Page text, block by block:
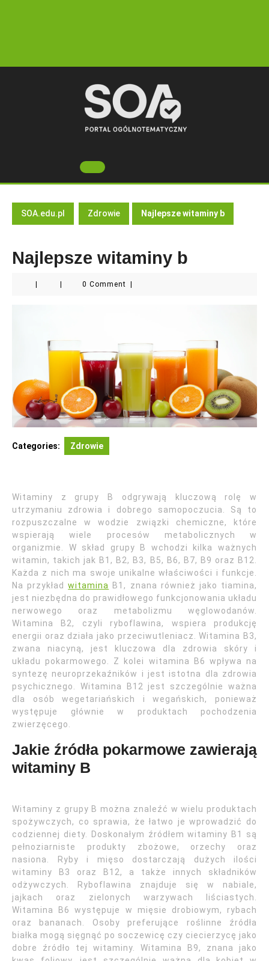
Open
Button
SOA.edu.pl Zdrowie Najlepsze witaminy b
Najlepsze witaminy b
0 Comment
Categories: Zdrowie
Witaminy z grupy B odgrywają kluczową rolę w
utrzymaniu zdrowia i dobrego samopoczucia. Są to
rozpuszczalne w wodzie związki chemiczne, które
wspierają wiele procesów metabolicznych w
organizmie. W skład grupy B wchodzi kilka ważnych
witamin, takich jak B1, B2, B3, B5, B6, B7, B9 oraz B12.
Każda z nich ma swoje unikalne właściwości i funkcje.
Na przykładwitamina
B1, znana również jako tiamina,
jest niezbędna do prawidłowego funkcjonowania układu
nerwowego oraz metabolizmu węglowodanów.
Witamina B2, czyli ryboflawina, wspiera produkcję
energii oraz działa jako przeciwutleniacz. Witamina B3,
zwana niacyną, jest kluczowa dla zdrowia skóry i
układu pokarmowego. Z kolei witamina B6 wpływa na
syntezę neuroprzekaźników i jest istotna dla zdrowia
psychicznego. Witamina B12 jest szczególnie ważna
dla osób wegetariańskich i wegańskich, ponieważ
występuje głównie w produktach pochodzenia
zwierzęcego.
Jakie źródła pokarmowe zawierają
witaminy B
Witaminy z grupy B można znaleźć w wielu produktach
spożywczych, co sprawia, że łatwo je wprowadzić do
codziennej diety. Doskonałym źródłem witaminy B1 są
pełnoziarniste produkty zbożowe, orzechy oraz
nasiona. Ryby i mięso dostarczają dużych ilości
witaminy B3 oraz B12, a także innych składników
odżywczych. Ryboflawina znajduje się w nabiale,
jajkach oraz zielonych warzywach liściastych.
Witamina B6 występuje w mięsie drobiowym, rybach
oraz bananach. Osoby preferujące roślinne źródła
białka mogą sięgnąć po soczewicę czy ciecierzycę jako
dobre źródło tej witaminy. Witamina B9, znana jako